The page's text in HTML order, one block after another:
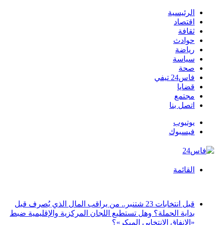
الرئيسية
اقتصاد
ثقافة
حوادث
رياضة
سياسة
صحة
فاس24 تيفي
قضايا
مجتمع
اتصل بنا
يوتيوب
فيسبوك
القائمة
قبل انتخابات 23 شتنبر.. من يراقب المال الذي يُصرف قبل
بداية الحملة؟ وهل تستطيع اللجان المركزية والإقليمية ضبط
«الإنفاق الانتخابي المبكر»؟